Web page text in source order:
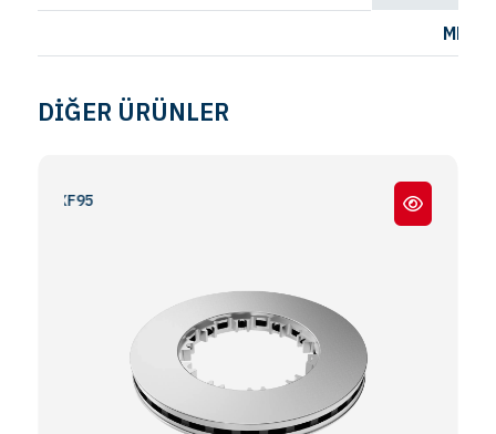
DİĞER ÜRÜNLER